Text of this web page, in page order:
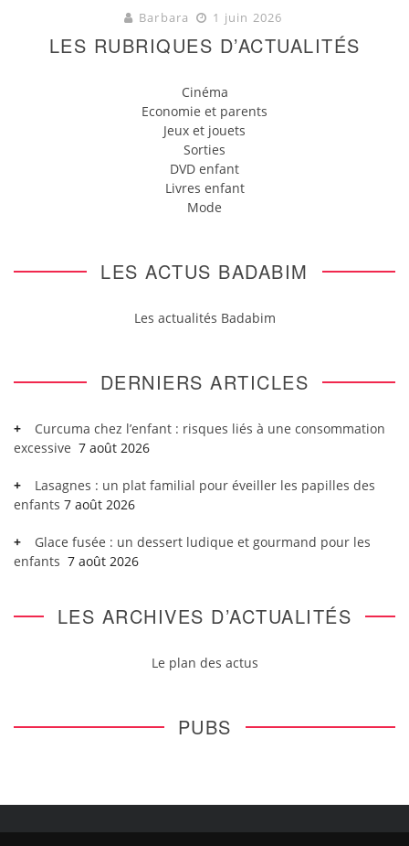
Barbara 1 juin 2026
LES RUBRIQUES D’ACTUALITÉS
Cinéma
Economie et parents
Jeux et jouets
Sorties
DVD enfant
Livres enfant
Mode
LES ACTUS BADABIM
Les actualités Badabim
DERNIERS ARTICLES
Curcuma chez l’enfant : risques liés à une consommation
excessive 7 août 2026
Lasagnes : un plat familial pour éveiller les papilles des
enfants 7 août 2026
Glace fusée : un dessert ludique et gourmand pour les
enfants 7 août 2026
LES ARCHIVES D’ACTUALITÉS
Le plan des actus
PUBS